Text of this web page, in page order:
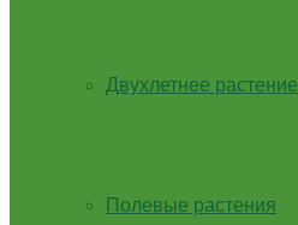
Двухлетнее растение
Полевые растения